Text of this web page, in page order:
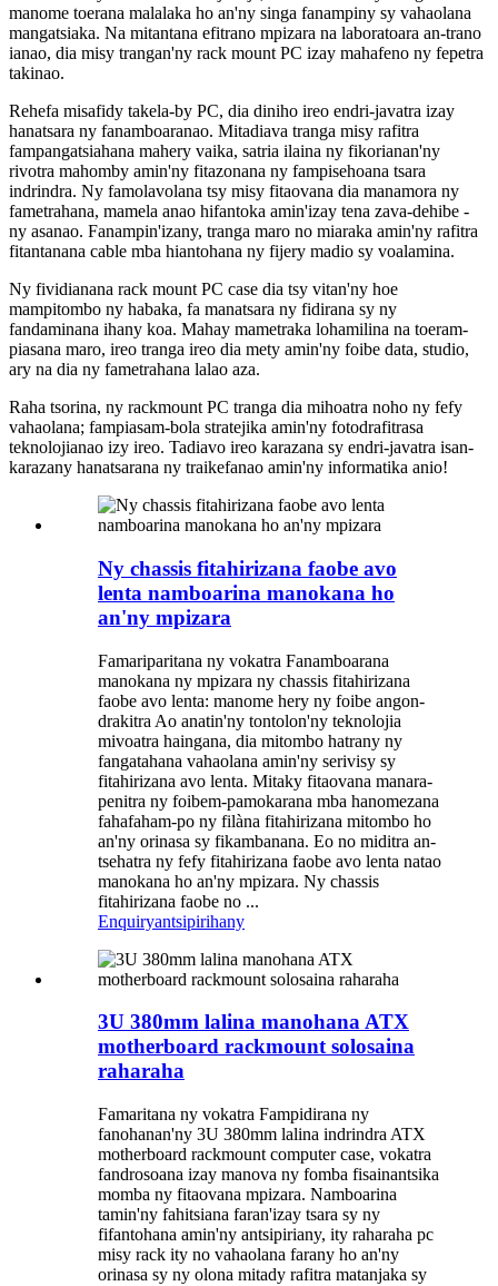
manome toerana malalaka ho an'ny singa fanampiny sy vahaolana
mangatsiaka. Na mitantana efitrano mpizara na laboratoara an-trano
ianao, dia misy trangan'ny rack mount PC izay mahafeno ny fepetra
takinao.
Rehefa misafidy takela-by PC, dia diniho ireo endri-javatra izay
hanatsara ny fanamboaranao. Mitadiava tranga misy rafitra
fampangatsiahana mahery vaika, satria ilaina ny fikorianan'ny
rivotra mahomby amin'ny fitazonana ny fampisehoana tsara
indrindra. Ny famolavolana tsy misy fitaovana dia manamora ny
fametrahana, mamela anao hifantoka amin'izay tena zava-dehibe -
ny asanao. Fanampin'izany, tranga maro no miaraka amin'ny rafitra
fitantanana cable mba hiantohana ny fijery madio sy voalamina.
Ny fividianana rack mount PC case dia tsy vitan'ny hoe
mampitombo ny habaka, fa manatsara ny fidirana sy ny
fandaminana ihany koa. Mahay mametraka lohamilina na toeram-
piasana maro, ireo tranga ireo dia mety amin'ny foibe data, studio,
ary na dia ny fametrahana lalao aza.
Raha tsorina, ny rackmount PC tranga dia mihoatra noho ny fefy
vahaolana; fampiasam-bola stratejika amin'ny fotodrafitrasa
teknolojianao izy ireo. Tadiavo ireo karazana sy endri-javatra isan-
karazany hanatsarana ny traikefanao amin'ny informatika anio!
Ny chassis fitahirizana faobe avo
lenta namboarina manokana ho
an'ny mpizara
Famariparitana ny vokatra Fanamboarana
manokana ny mpizara ny chassis fitahirizana
faobe avo lenta: manome hery ny foibe angon-
drakitra Ao anatin'ny tontolon'ny teknolojia
mivoatra haingana, dia mitombo hatrany ny
fangatahana vahaolana amin'ny serivisy sy
fitahirizana avo lenta. Mitaky fitaovana manara-
penitra ny foibem-pamokarana mba hanomezana
fahafaham-po ny filàna fitahirizana mitombo ho
an'ny orinasa sy fikambanana. Eo no miditra an-
tsehatra ny fefy fitahirizana faobe avo lenta natao
manokana ho an'ny mpizara. Ny chassis
fitahirizana faobe no ...
Enquiryantsipirihany
3U 380mm lalina manohana ATX
motherboard rackmount solosaina
raharaha
Famaritana ny vokatra Fampidirana ny
fanohanan'ny 3U 380mm lalina indrindra ATX
motherboard rackmount computer case, vokatra
fandrosoana izay manova ny fomba fisainantsika
momba ny fitaovana mpizara. Namboarina
tamin'ny fahitsiana faran'izay tsara sy ny
fifantohana amin'ny antsipiriany, ity raharaha pc
misy rack ity no vahaolana farany ho an'ny
orinasa sy ny olona mitady rafitra matanjaka sy